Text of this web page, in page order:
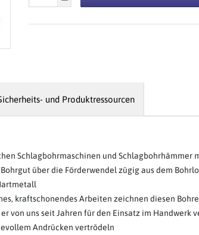
und Produktressourcen
Schlagbohrmaschinen und Schlagbohrhämmer
über die Förderwendel zügig aus dem
kraftschonendes Arbeiten zeichnen diesen
von uns seit Jahren für den Einsatz im
Andrücken vertrödeln